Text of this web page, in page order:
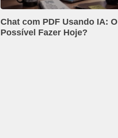
Chat com PDF Usando IA:
Possível Fazer Hoje?